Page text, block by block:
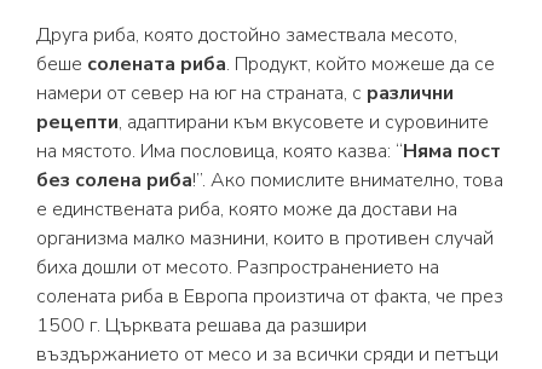
Друга риба, която достойно замествала месото,
беше солената риба. Продукт, който можеше да се
намери от север на юг на страната, с различни
рецепти, адаптирани към вкусовете и суровините
на мястото. Има пословица, която казва: “Няма пост
без солена риба!”. Ако помислите внимателно, това
е единствената риба, която може да достави на
организма малко мазнини, които в противен случай
биха дошли от месото. Разпространението на
солената риба в Европа произтича от факта, че през
1500 г. Църквата решава да разшири
въздържанието от месо и за всички сряди и петъци